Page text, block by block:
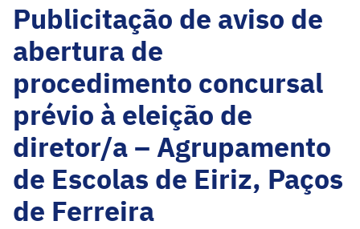
Publicitação de aviso de
abertura de
procedimento concursal
prévio à eleição de
diretor/a – Agrupamento
de Escolas de Eiriz, Paços
de Ferreira